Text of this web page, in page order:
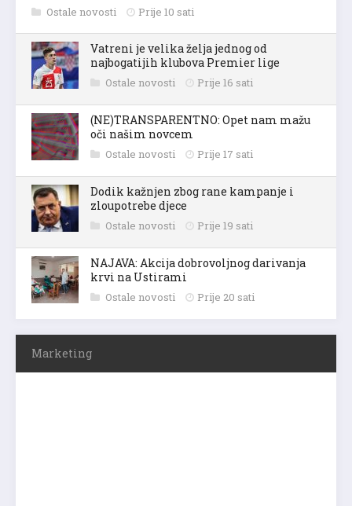
Ostale novosti Prije 10 sati
Vatreni je velika želja jednog od
najbogatijih klubova Premier lige
Ostale novosti Prije 16 sati
(NE)TRANSPARENTNO: Opet nam mažu
oči našim novcem
Ostale novosti Prije 17 sati
Dodik kažnjen zbog rane kampanje i
zloupotrebe djece
Ostale novosti Prije 19 sati
NAJAVA: Akcija dobrovoljnog darivanja
krvi na Ustirami
Ostale novosti Prije 20 sati
Marketing